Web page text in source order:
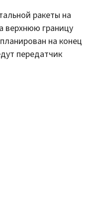
ракеты на
верхнюю границу
на конец
передатчик